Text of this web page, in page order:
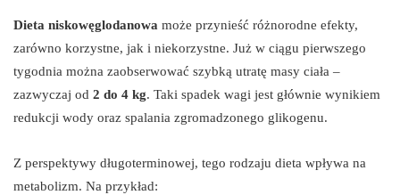
Dieta niskowęglodanowa może przynieść różnorodne efekty,
zarówno korzystne, jak i niekorzystne. Już w ciągu pierwszego
tygodnia można zaobserwować szybką utratę masy ciała –
zazwyczaj od 2 do 4 kg. Taki spadek wagi jest głównie wynikiem
redukcji wody oraz spalania zgromadzonego glikogenu.
Z perspektywy długoterminowej, tego rodzaju dieta wpływa na
metabolizm. Na przykład: